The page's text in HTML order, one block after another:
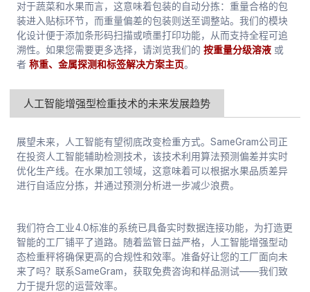
对于蔬菜和水果而言，这意味着包装的自动分拣：重量合格的包
装进入贴标环节，而重量偏差的包装则送至调整站。我们的模块
化设计便于添加条形码扫描或喷墨打印功能，从而支持全程可追
溯性。如果您需要更多选择，请浏览我们的按重量分级溶液 或
者称重、金属探测和标签解决方案主页。
人工智能增强型检重技术的未来发展趋势
展望未来，人工智能有望彻底改变检重方式。SameGram公司正
在投资人工智能辅助检测技术，该技术利用算法预测偏差并实时
优化生产线。在水果加工领域，这意味着可以根据水果品质差异
进行自适应分拣，并通过预测分析进一步减少浪费。
我们符合工业4.0标准的系统已具备实时数据连接功能，为打造更
智能的工厂铺平了道路。随着监管日益严格，人工智能增强型动
态检重秤将确保更高的合规性和效率。准备好让您的工厂面向未
来了吗？联系SameGram，获取免费咨询和样品测试——我们致
力于提升您的运营效率。